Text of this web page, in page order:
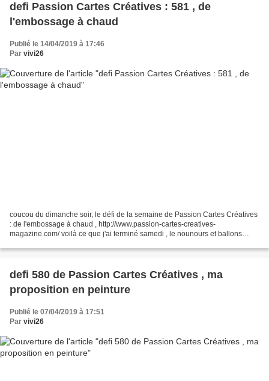
defi Passion Cartes Créatives : 581 , de
l'embossage à chaud
Publié le 14/04/2019 à 17:46
Par vivi26
coucou du dimanche soir, le défi de la semaine de Passion Cartes Créatives
: de l'embossage à chaud , http://www.passion-cartes-creatives-
magazine.com/ voilà ce que j'ai terminé samedi , le nounours et ballons
defi 580 de Passion Cartes Créatives , ma
proposition en peinture
Publié le 07/04/2019 à 17:51
Par vivi26